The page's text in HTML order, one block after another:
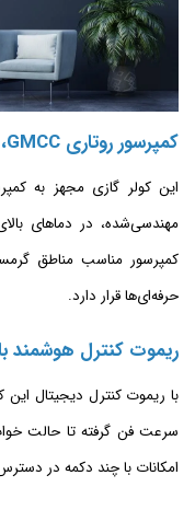
کمپرسور روتاری GMCC، قلب تپنده‌ای با دوام بالا
کمپرسور مناسب مناطق
حرفه‌ای‌ها قرار دارد.
ریموت کنترل هوشمند
با ریموت کنترل دیجیتال
سرعت فن گرفته تا حالت
امکانات با چند دکمه در